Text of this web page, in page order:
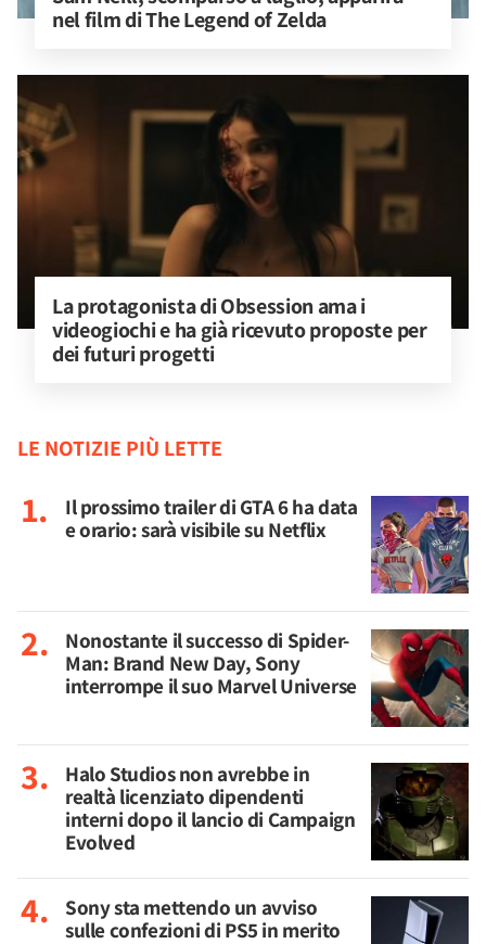
nel film di The Legend of Zelda
La protagonista di Obsession ama i
videogiochi e ha già ricevuto proposte per
dei futuri progetti
LE NOTIZIE PIÙ LETTE
Il prossimo trailer di GTA 6 ha data
e orario: sarà visibile su Netflix
Nonostante il successo di Spider-
Man: Brand New Day, Sony
interrompe il suo Marvel Universe
Halo Studios non avrebbe in
realtà licenziato dipendenti
interni dopo il lancio di Campaign
Evolved
Sony sta mettendo un avviso
sulle confezioni di PS5 in merito